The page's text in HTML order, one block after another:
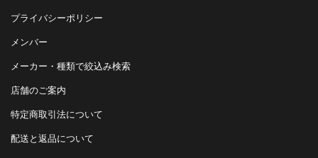
プライバシーポリシー
メンバー
メーカー・種類で絞込み検索
店舗のご案内
特定商取引法について
配送と返品について